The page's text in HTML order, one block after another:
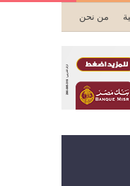
من نحن